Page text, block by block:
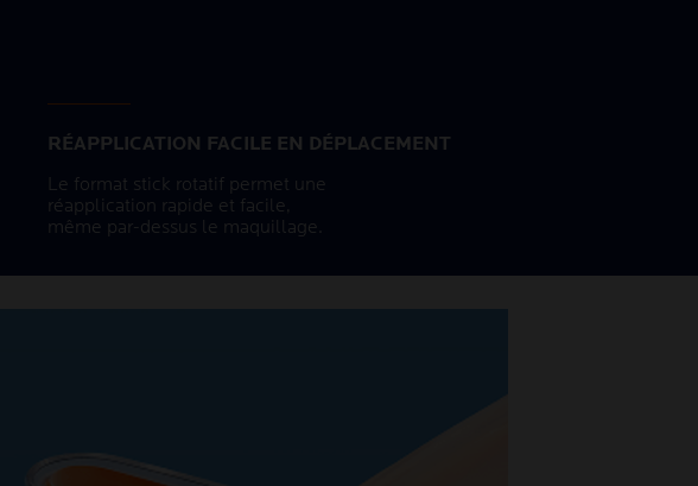
RÉAPPLICATION FACILE EN DÉPLACEMENT
Le format stick rotatif permet une
réapplication rapide et facile,
même par-dessus le maquillage.